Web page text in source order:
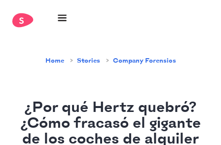
Home Stories Company Forensics
¿Por qué Hertz quebró?
¿Cómo fracasó el gigante
de los coches de alquiler